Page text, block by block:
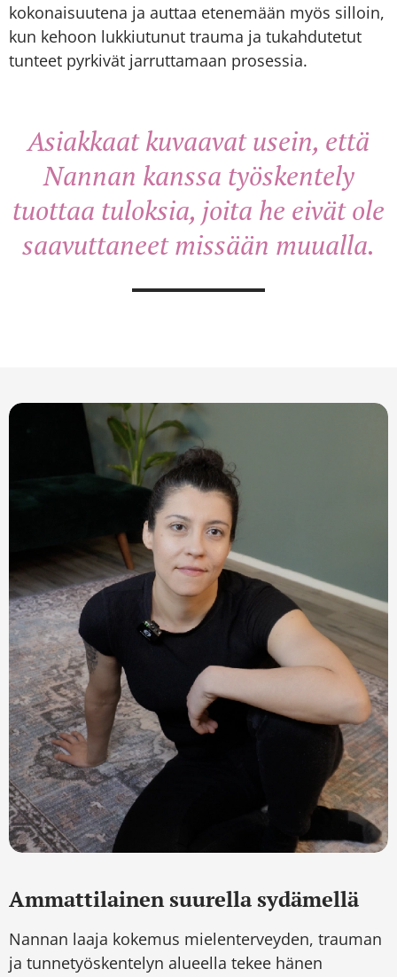
kokonaisuutena ja auttaa etenemään myös silloin,
kun kehoon lukkiutunut trauma ja tukahdutetut
tunteet pyrkivät jarruttamaan prosessia.
Asiakkaat kuvaavat usein, että
Nannan kanssa työskentely
tuottaa tuloksia, joita he eivät ole
saavuttaneet missään muualla.
Ammattilainen suurella sydämellä
Nannan laaja kokemus mielenterveyden, trauman
ja tunnetyöskentelyn alueella tekee hänen